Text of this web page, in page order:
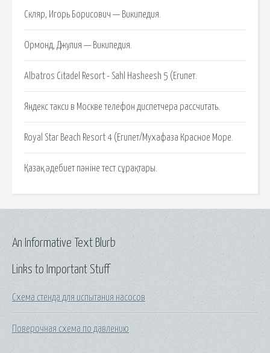
Скляр, Игорь Борисович — Википедия.
Ормонд, Джулия — Википедия.
Albatros Citadel Resort - Sahl Hasheesh 5 (Египет.
Яндекс такси в Москве телефон диспетчера рассчитать.
Royal Star Beach Resort 4 (Египет/Мухафаза Красное Море.
Қазақ әдебиет пәніне тест сұрақтары.
Links to Important Stuff
Схема стенда для испытания насосов
Поверочная схема по давлению
An Informative Text Blurb